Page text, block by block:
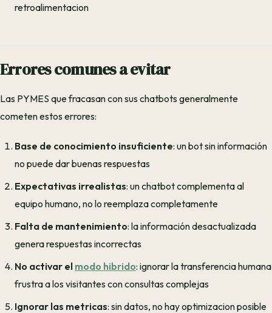
retroalimentacion
Errores comunes a evitar
Las PYMES que fracasan con sus chatbots generalmente
cometen estos errores:
Base de conocimiento insuficiente: un bot sin información
no puede dar buenas respuestas
Expectativas irrealistas: un chatbot complementa al
equipo humano, no lo reemplaza completamente
Falta de mantenimiento: la información desactualizada
genera respuestas incorrectas
No activar el modo hibrido: ignorar la transferencia humana
frustra a los visitantes con consultas complejas
Ignorar las metricas: sin datos, no hay optimizacion posible